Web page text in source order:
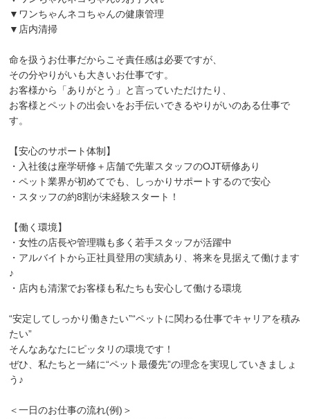
▼ワンちゃんネコちゃんの健康管理
▼店内清掃
命を扱うお仕事だからこそ責任感は必要ですが、
その分やりがいも大きいお仕事です。
お客様から「ありがとう」と言っていただけたり、
お客様とペットの出会いをお手伝いできるやりがいのある仕事で
す。
【安心のサポート体制】
・入社後は座学研修＋店舗で先輩スタッフのOJT研修あり
・ペット業界が初めてでも、しっかりサポートするので安心
・スタッフの約8割が未経験スタート！
【働く環境】
・女性の店長や管理職も多く若手スタッフが活躍中
・アルバイトから正社員登用の実績あり、将来を見据えて働けます
♪
・店内も清潔でお客様も私たちも安心して働ける環境
“安定してしっかり働きたい”“ペットに関わる仕事でキャリアを積み
たい”
そんなあなたにピッタリの環境です！
ぜひ、私たちと一緒に“ペット最優先”の理念を実現していきましょ
う♪
＜一日のお仕事の流れ(例)＞